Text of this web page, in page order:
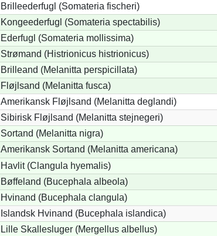
Brilleederfugl (Somateria fischeri)
Kongeederfugl (Somateria spectabilis)
Ederfugl (Somateria mollissima)
Strømand (Histrionicus histrionicus)
Brilleand (Melanitta perspicillata)
Fløjlsand (Melanitta fusca)
Amerikansk Fløjlsand (Melanitta deglandi)
Sibirisk Fløjlsand (Melanitta stejnegeri)
Sortand (Melanitta nigra)
Amerikansk Sortand (Melanitta americana)
Havlit (Clangula hyemalis)
Bøffeland (Bucephala albeola)
Hvinand (Bucephala clangula)
Islandsk Hvinand (Bucephala islandica)
Lille Skallesluger (Mergellus albellus)